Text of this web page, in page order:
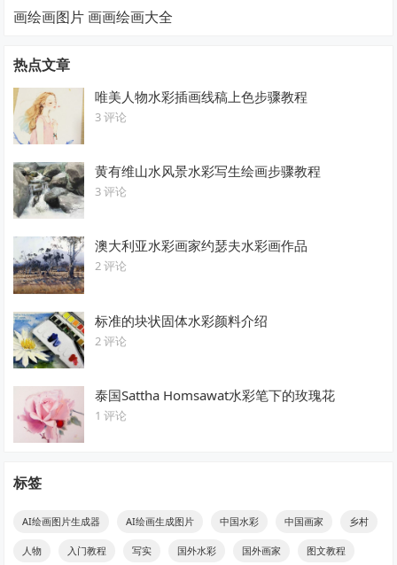
画绘画图片 画画绘画大全
热点文章
唯美人物水彩插画线稿上色步骤教程
3 评论
黄有维山水风景水彩写生绘画步骤教程
3 评论
澳大利亚水彩画家约瑟夫水彩画作品
2 评论
标准的块状固体水彩颜料介绍
2 评论
泰国Sattha Homsawat水彩笔下的玫瑰花
1 评论
标签
AI绘画图片生成器 AI绘画生成图片 中国水彩 中国画家 乡村
人物 入门教程 写实 国外水彩 国外画家 图文教程